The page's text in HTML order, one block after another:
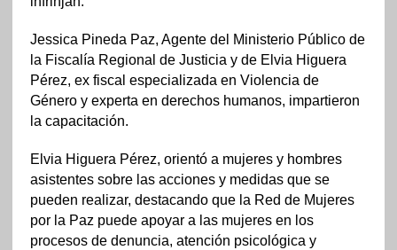
Jessica Pineda Paz, Agente del Ministerio Público de
la Fiscalía Regional de Justicia y de Elvia Higuera
Pérez, ex fiscal especializada en Violencia de
Género y experta en derechos humanos, impartieron
la capacitación.
Elvia Higuera Pérez, orientó a mujeres y hombres
asistentes sobre las acciones y medidas que se
pueden realizar, destacando que la Red de Mujeres
por la Paz puede apoyar a las mujeres en los
procesos de denuncia, atención psicológica y